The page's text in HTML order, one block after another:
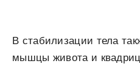
В стабилизации тела
мышцы живота и